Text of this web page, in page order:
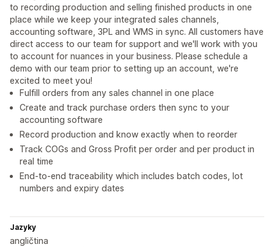
to recording production and selling finished products in one
place while we keep your integrated sales channels,
accounting software, 3PL and WMS in sync. All customers have
direct access to our team for support and we'll work with you
to account for nuances in your business. Please schedule a
demo with our team prior to setting up an account, we're
excited to meet you!
Fulfill orders from any sales channel in one place
Create and track purchase orders then sync to your
accounting software
Record production and know exactly when to reorder
Track COGs and Gross Profit per order and per product in
real time
End-to-end traceability which includes batch codes, lot
numbers and expiry dates
Jazyky
angličtina